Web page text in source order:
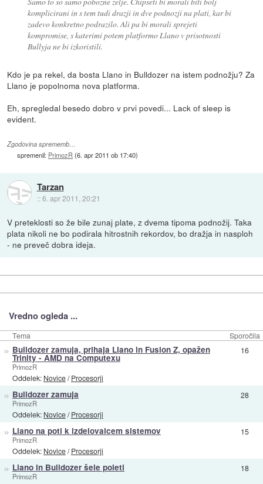
komplicirani in s tem tudi drazji in dve podnozji na plati, kar bi
zadevo konkretno podrazilo. Ali pa bi morali sprejeti
kompromise, s katerimi potem platformo Llano v prisotnosti
Bullyja ne bi izkoristili.
Kdo je pa rekel, da bosta Llano in Bulldozer na istem podnožju? Za
Llano je popolnoma nova platforma.
Eh, spregledal besedo dobro v prvi povedi... Lack of sleep is
evident.
Zgodovina sprememb…
spremenil: PrimozR (6. apr 2011 ob 17:40)
Tarzan
::6. apr 2011, 20:21
V preteklosti so že bile zunaj plate, z dvema tipoma podnožij. Taka
plata nikoli ne bo podirala hitrostnih rekordov, bo dražja in nasploh
- ne preveč dobra ideja.
Vredno ogleda ...
Tema Sporočila
» Bulldozer zamuja, prihaja Llano in Fusion Z, opažen
Trinity - AMD na Computexu
PrimozR
Oddelek: Novice/Procesorji
16
» Bulldozer zamuja
PrimozR
Oddelek: Novice/Procesorji
28
» Llano na poti k izdelovalcem sistemov
PrimozR
Oddelek: Novice/Procesorji
15
» Llano in Bulldozer šele poleti
PrimozR
18